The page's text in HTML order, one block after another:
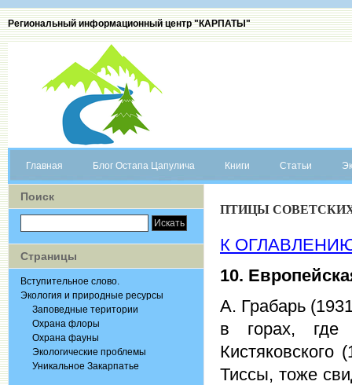
Региональный информационный центр "КАРПАТЫ"
Главная Блог Остапа Цапулича Книги Статьи
Поиск
Страницы
Вступительное слово.
Экология и природные ресурсы
Заповедные територии
Охрана флоры
Охрана фауны
Экологические проблемы
Уникальное Закарпатье
ПТИЦЫ
К
10.
А. Грабарь
в горах, где
Тиссы, тоже